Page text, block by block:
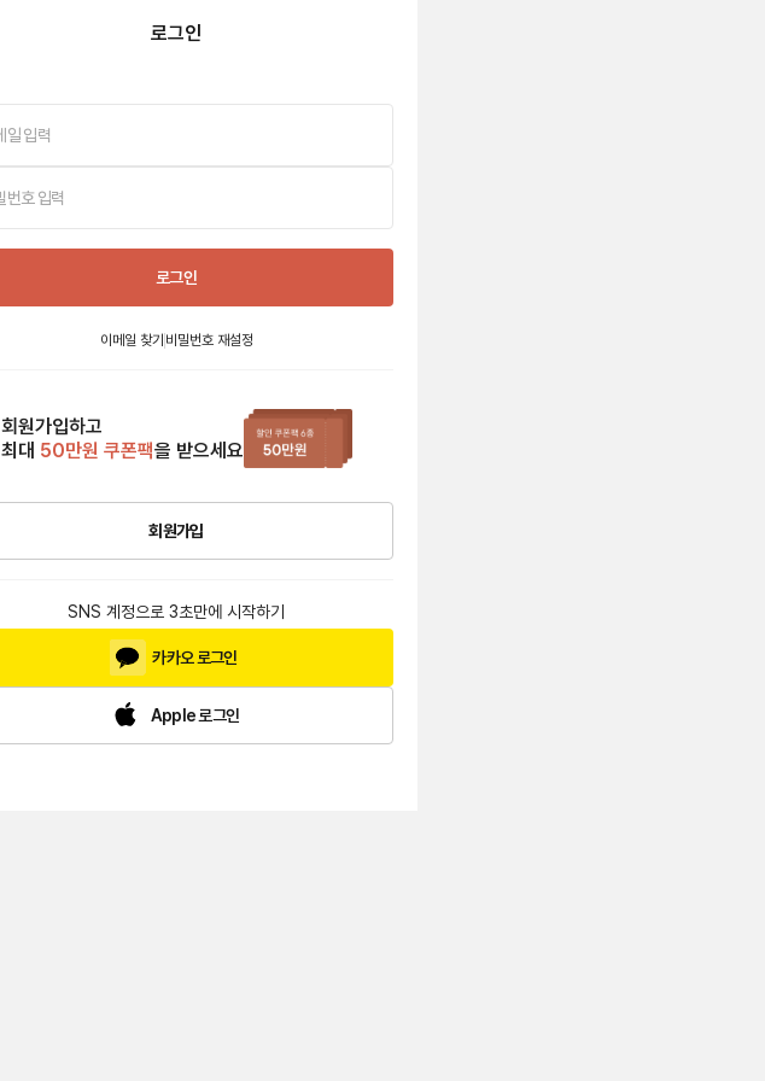
로그인
로그인
이메일 찾기 비밀번호 재설정
회원가입하고
최대 50만원 쿠폰팩을 받으세요
회원가입
SNS 계정으로 3초만에 시작하기
카카오 로그인
Apple 로그인